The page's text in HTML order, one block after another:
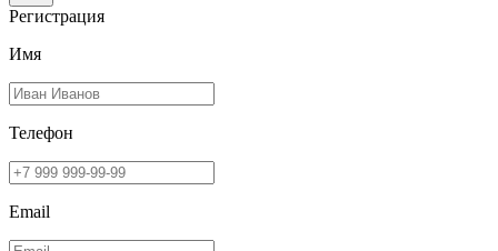
Регистрация
Имя
Телефон
Email